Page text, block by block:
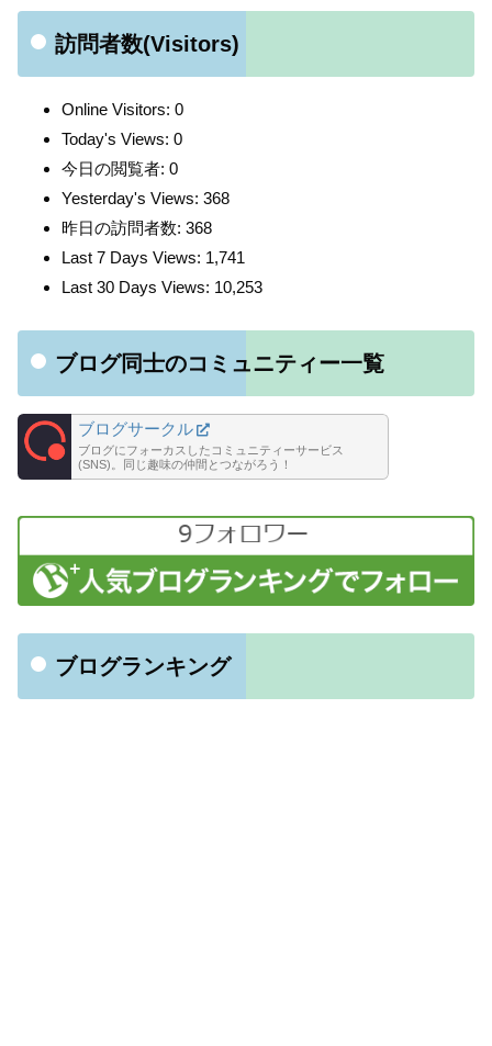
訪問者数(Visitors)
Online Visitors: 0
Today's Views: 0
今日の閲覧者: 0
Yesterday's Views: 368
昨日の訪問者数: 368
Last 7 Days Views: 1,741
Last 30 Days Views: 10,253
ブログ同士のコミュニティー一覧
ブログサークル
ブログにフォーカスしたコミュニティーサービス
(SNS)。同じ趣味の仲間とつながろう！
ブログランキング